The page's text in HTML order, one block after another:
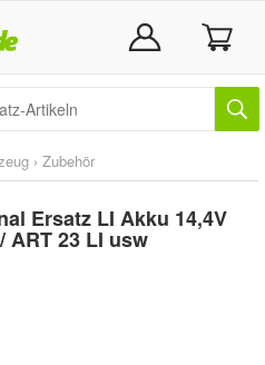
› Zubehör
Ersatz LI Akku 14,4V
ART 23 LI usw